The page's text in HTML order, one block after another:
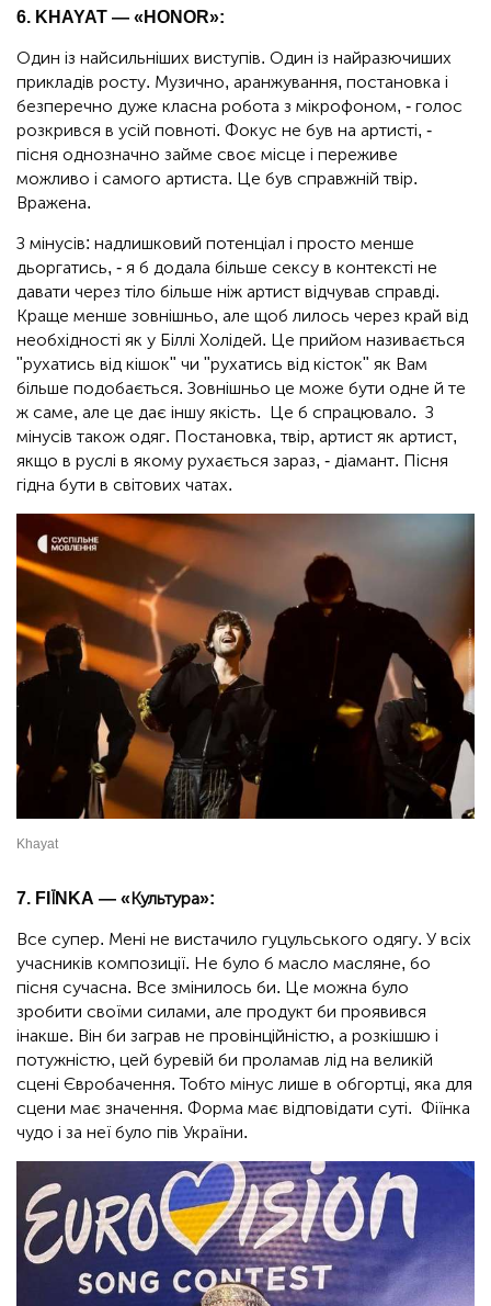
6. KHAYAT — «HONOR»:
Один із найсильніших виступів. Один із найразючиших
прикладів росту. Музично, аранжування, постановка і
безперечно дуже класна робота з мікрофоном, - голос
розкрився в усій повноті. Фокус не був на артисті, -
пісня однозначно займе своє місце і переживе
можливо і самого артиста. Це був справжній твір.
Вражена.
З мінусів: надлишковий потенціал і просто менше
дьоргатись, - я б додала більше сексу в контексті не
давати через тіло більше ніж артист відчував справді.
Краще менше зовнішньо, але щоб лилось через край від
необхідності як у Біллі Холідей. Це прийом називається
"рухатись від кішок" чи "рухатись від кісток" як Вам
більше подобається. Зовнішньо це може бути одне й те
ж саме, але це дає іншу якість. Це б спрацювало. З
мінусів також одяг. Постановка, твір, артист як артист,
якщо в руслі в якому рухається зараз, - діамант. Пісня
гідна бути в світових чатах.
Khayat
7. FIЇNKA — «Культура»:
Все супер. Мені не вистачило гуцульського одягу. У всіх
учасників композиції. Не було б масло масляне, бо
пісня сучасна. Все змінилось би. Це можна було
зробити своїми силами, але продукт би проявився
інакше. Він би заграв не провінційністю, а розкішшю і
потужністю, цей буревій би проламав лід на великій
сцені Євробачення. Тобто мінус лише в обгортці, яка для
сцени має значення. Форма має відповідати суті. Фіїнка
чудо і за неї було пів України.